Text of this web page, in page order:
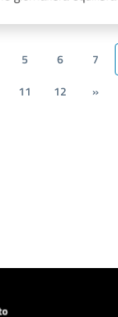
5 6 7
11
12 »